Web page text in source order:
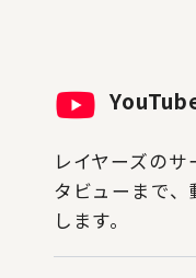
レイヤーズの
タビューまで
します。